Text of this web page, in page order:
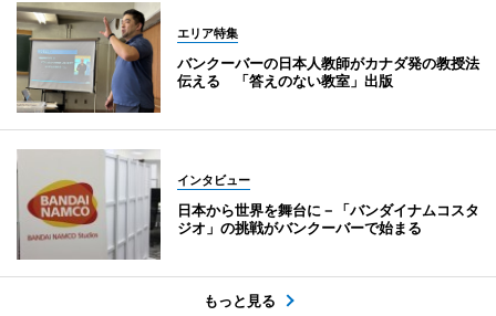
エリア特集
バンクーバーの日本人教師がカナダ発の教授法
伝える 「答えのない教室」出版
インタビュー
日本から世界を舞台に－「バンダイナムコスタ
ジオ」の挑戦がバンクーバーで始まる
もっと見る